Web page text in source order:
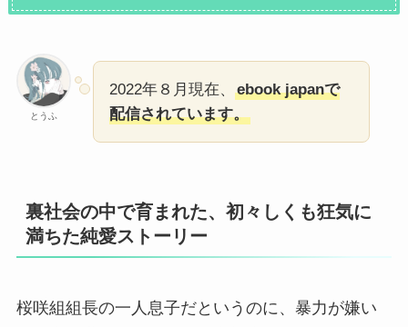
とうふ
2022年８月現在、
ebook japanで
配信されています。
裏社会の中で育まれた、初々しくも狂気に
満ちた純愛ストーリー
桜咲組組長の一人息子だというのに、暴力が嫌い